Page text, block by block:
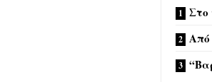
Στο
Από